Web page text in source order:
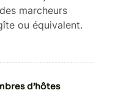
marcheurs
ou équivalent.
d’hôtes